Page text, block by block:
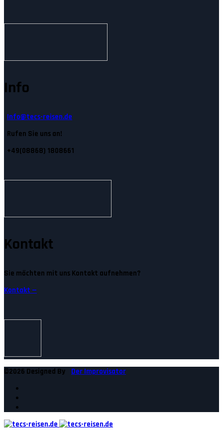
Info
Info@tecs-reisen.de
Rufen Sie uns an!
+49(08868) 1808661
Kontakt
Sie möchten mit uns Kontakt aufnehmen?
Kontakt —
©2026 Designed By Der Improvisator